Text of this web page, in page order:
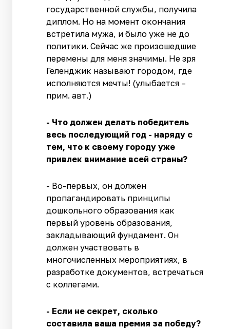
государственной службы, получила
диплом. Но на момент окончания
встретила мужа, и было уже не до
политики. Сейчас же произошедшие
перемены для меня значимы. Не зря
Геленджик называют городом, где
исполняются мечты! (улыбается –
прим. авт.)
- Что должен делать победитель
весь последующий год - наряду с
тем, что к своему городу уже
привлек внимание всей страны?
- Во-первых, он должен
пропагандировать принципы
дошкольного образования как
первый уровень образования,
закладывающий фундамент. Он
должен участвовать в
многочисленных мероприятиях, в
разработке документов, встречаться
с коллегами.
- Если не секрет, сколько
составила ваша премия за победу?